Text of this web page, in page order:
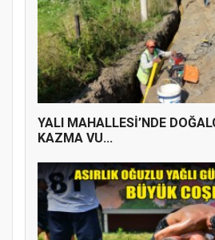
YALI MAHALLESİ’NDE
KAZMA VU...